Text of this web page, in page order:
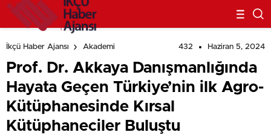
Kütüphaneciler Buluştu
İkçü Haber Ajansı Akademi 432 Haziran 5, 2024
Prof. Dr. Akkaya Danışmanlığında
Hayata Geçen Türkiye’nin ilk Agro-
Kütüphanesinde Kırsal
Kütüphaneciler Buluştu